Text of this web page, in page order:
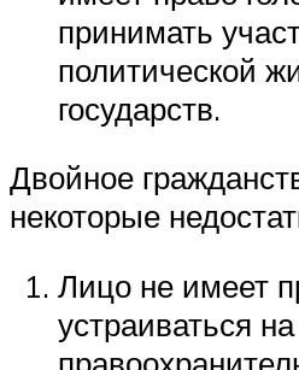
принимать
политической
государств.
Двойное
некоторые
Лицо не имеет
устраиваться